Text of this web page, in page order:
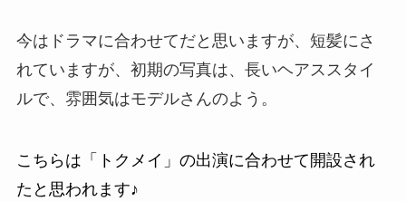
今はドラマに合わせてだと思いますが、短髪にさ
れていますが、初期の写真は、長いヘアススタイ
ルで、雰囲気はモデルさんのよう。
こちらは「トクメイ」の出演に合わせて開設され
たと思われます♪